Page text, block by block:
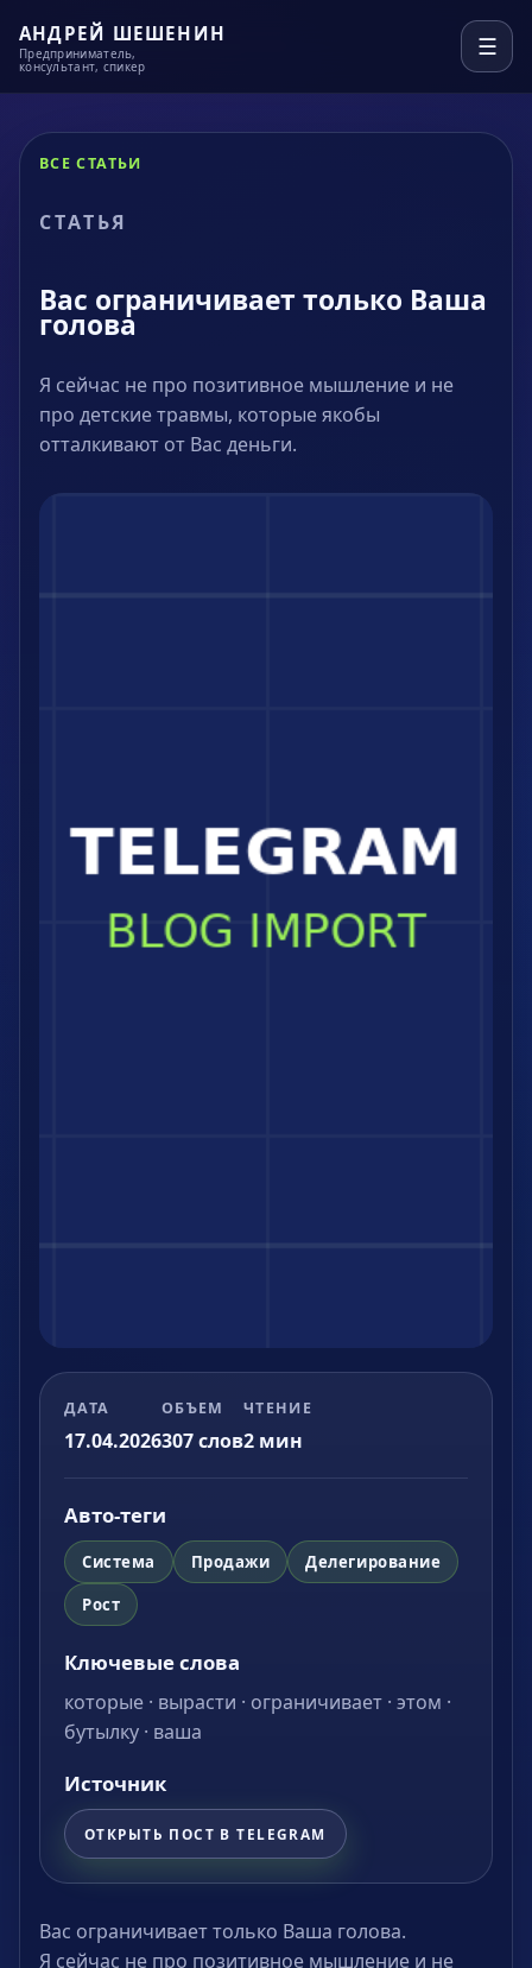
АНДРЕЙ ШЕШЕНИН
Предприниматель,
консультант, спикер
☰
ВСЕ СТАТЬИ
СТАТЬЯ
Вас ограничивает только Ваша
голова
Я сейчас не про позитивное мышление и не
про детские травмы, которые якобы
отталкивают от Вас деньги.
ДАТА
17.04.2026
ОБЪЕМ
307слов
ЧТЕНИЕ
2 мин
Авто-теги
Система Продажи
Делегирование
Рост
Ключевые слова
которые · вырасти · ограничивает · этом ·
бутылку · ваша
Источник
ОТКРЫТЬ ПОСТ В TELEGRAM
Вас ограничивает только Ваша голова.
Я сейчас не про позитивное мышление и не